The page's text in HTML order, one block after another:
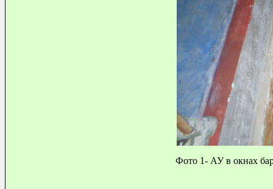
Фото 1- АУ в окнах